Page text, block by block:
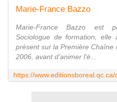
Marie-France Bazzo
Marie-France Bazzo est
Sociologue de formation, elle
présent sur la Première Chaîne
2006, avant d'animer l'é...